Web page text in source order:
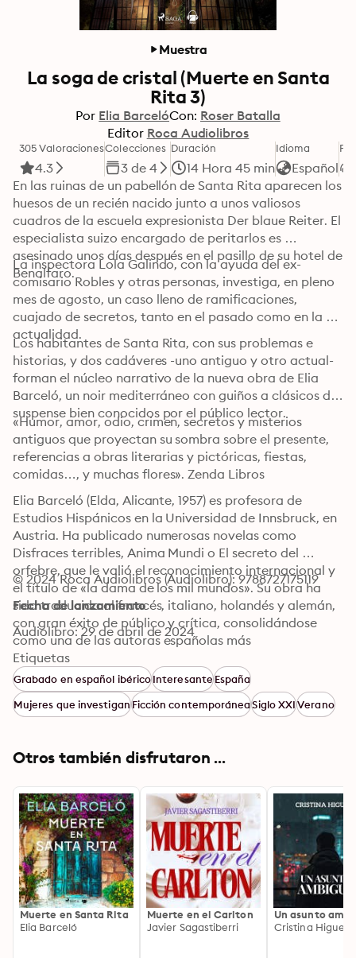
Muestra
La soga de cristal (Muerte en Santa
Rita 3)
Por Elia BarcelóCon: Roser Batalla
Editor Roca Audiolibros
305 Valoraciones
4.3
Colecciones
3 de 4
Duración
14 Hora 45 min
Idioma
Español
En las ruinas de un pabellón de Santa Rita aparecen los
huesos de un recién nacido junto a unos valiosos
cuadros de la escuela expresionista Der blaue Reiter. El
especialista suizo encargado de peritarlos es
asesinado unos días después en el pasillo de su hotel de
Benalfaro.
La inspectora Lola Galindo, con la ayuda del ex-
comisario Robles y otras personas, investiga, en pleno
mes de agosto, un caso lleno de ramificaciones,
cuajado de secretos, tanto en el pasado como en la
actualidad.
Los habitantes de Santa Rita, con sus problemas e
historias, y dos cadáveres -uno antiguo y otro actual-
forman el núcleo narrativo de la nueva obra de Elia
Barceló, un noir mediterráneo con guiños a clásicos del
suspense bien conocidos por el público lector.
«Humor, amor, odio, crimen, secretos y misterios
antiguos que proyectan su sombra sobre el presente,
referencias a obras literarias y pictóricas, fiestas,
comidas…, y muchas flores». Zenda Libros
Elia Barceló (Elda, Alicante, 1957) es profesora de
Estudios Hispánicos en la Universidad de Innsbruck, en
Austria. Ha publicado numerosas novelas como
Disfraces terribles, Anima Mundi o El secreto del
orfebre, que le valió el reconocimiento internacional y
el título de «la dama de los mil mundos». Su obra ha
sido traducida al francés, italiano, holandés y alemán,
con gran éxito de público y crítica, consolidándose
como una de las autoras españolas más
internacionales de la narrativa actual. En 2017 con El
color del silencio, Elia Barceló se he confirmado como
una de las grandes autoras contemporáneas de la
narrativa española. En 2018 también vio la luz Las
© 2024 Roca Audiolibros (Audiolibro): 9788727175119
Fecha de lanzamiento
Audiolibro: 29 de abril de 2024
Etiquetas
Grabado en español ibéricoInteresanteEspaña
Mujeres que investiganFicción contemporáneaSiglo XXIVerano
Otros también disfrutaron ...
Muerte en Santa Rita
Elia Barceló
Muerte en el Carlton
Javier Sagastiberri
Un asunto
Cristina